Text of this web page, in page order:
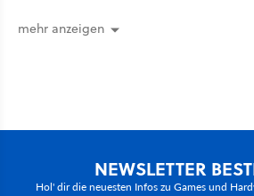
mehr anzeigen
NEWSLETTER
Hol' dir die neuesten Infos zu Games und